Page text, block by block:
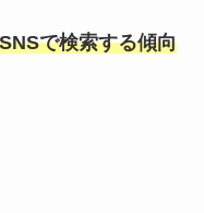
で検索する傾向